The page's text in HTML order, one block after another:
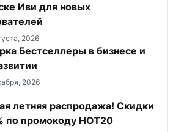
Иви для новых
2026
Бестселлеры в бизнесе и
2026
летняя распродажа! Скидки
по промокоду HOT20